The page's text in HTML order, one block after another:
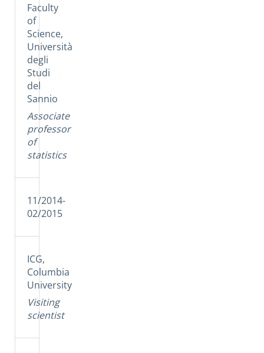
Faculty
of
Science,
Università
degli
Studi
del
Sannio
Associate
professor
of
statistics
11/2014-
02/2015
ICG,
Columbia
University
Visiting
scientist